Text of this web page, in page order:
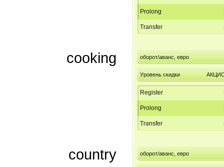
Prolong
Transfer
cooking оборот/аванс, евро
Уровень скидки
Register
Prolong
Transfer
country оборот/аванс, евро